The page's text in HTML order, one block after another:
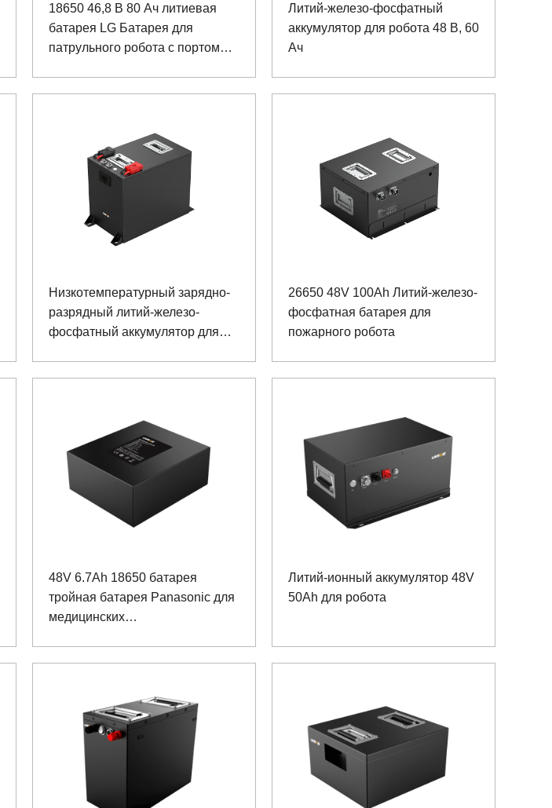
18650 46,8 В 80 Ач литиевая
батарея LG Батарея для
патрульного робота с портом
Литий-железо-фосфатный
аккумулятор для робота 48 В, 60
Ач
Низкотемпературный зарядно-
разрядный литий-железо-
фосфатный аккумулятор для
26650 48V 100Ah Литий-железо-
фосфатная батарея для
пожарного робота
48V 6.7Ah 18650 батарея
тройная батарея Panasonic для
медицинских
Литий-ионный аккумулятор 48V
50Ah для робота